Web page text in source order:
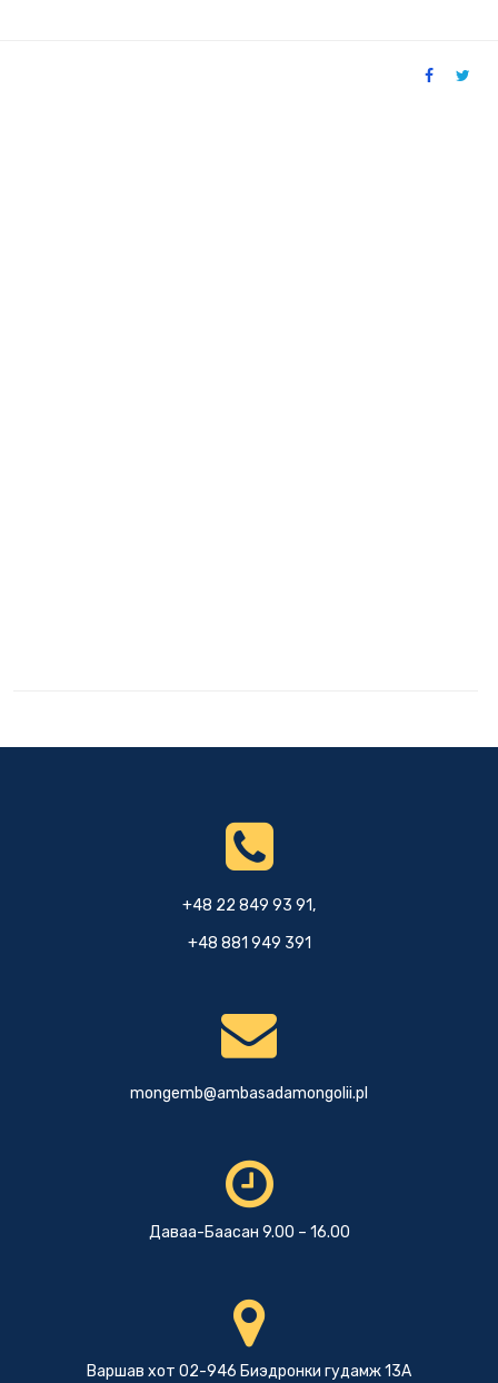
+48 22 849 93 91,
+48 881 949 391
mongemb@ambasadamongolii.pl
Даваа-Баасан 9.00 – 16.00
Варшав хот 02-946 Биэдронки гудамж 13А